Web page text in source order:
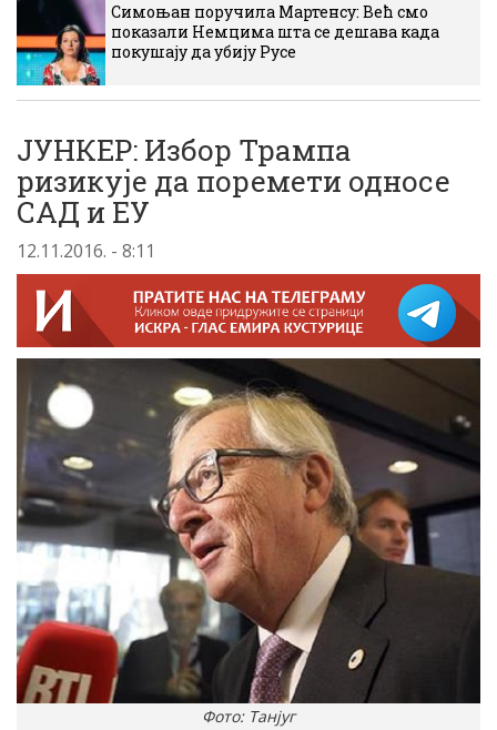
Симоњан поручила Мартенсу: Већ смо
показали Немцима шта се дешава када
покушају да убију Русе
ЈУНКЕР: Избор Трампа
ризикује да поремети односе
САД и ЕУ
12.11.2016. - 8:11
Фото: Танјуг